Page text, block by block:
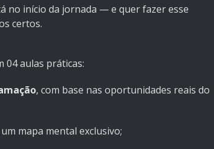
no início da jornada — e quer fazer esse
certos.
04 aulas práticas:
, com base nas oportunidades reais do
mapa mental exclusivo;